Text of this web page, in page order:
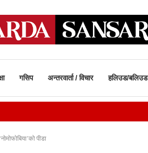
गसिप अन्तरवार्ता / विचार हलिउड/बलिउड
पीडा